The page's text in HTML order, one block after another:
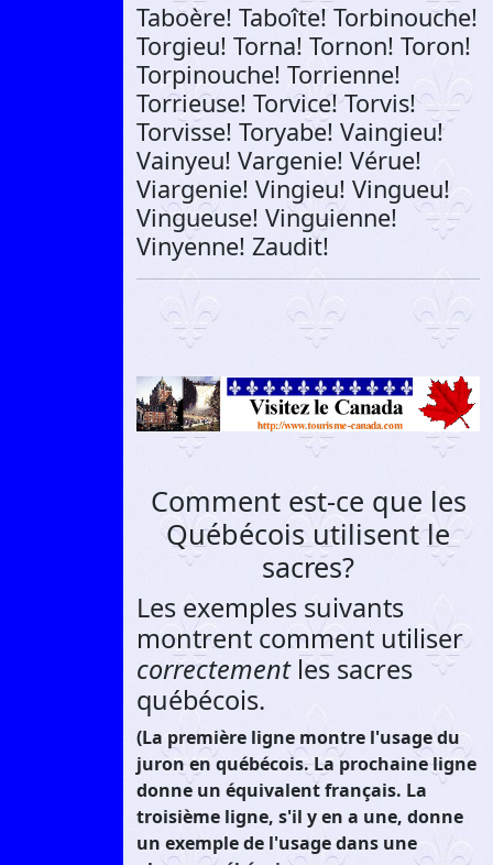
Taboère! Taboîte! Torbinouche!
Torgieu! Torna! Tornon! Toron!
Torpinouche! Torrienne!
Torrieuse! Torvice! Torvis!
Torvisse! Toryabe! Vaingieu!
Vainyeu! Vargenie! Vérue!
Viargenie! Vingieu! Vingueu!
Vingueuse! Vinguienne!
Vinyenne! Zaudit!
Comment est-ce que les
Québécois utilisent le
sacres?
Les exemples suivants
montrent comment utiliser
correctementles sacres
québécois.
(La première ligne montre l'usage du
juron en québécois. La prochaine ligne
donne un équivalent français. La
troisième ligne, s'il y en a une, donne
un exemple de l'usage dans une